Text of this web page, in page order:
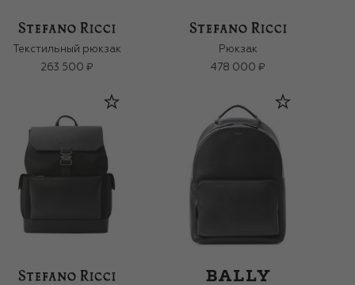
Текстильный рюкзак
263 500 ₽
Рюкзак
478 000 ₽